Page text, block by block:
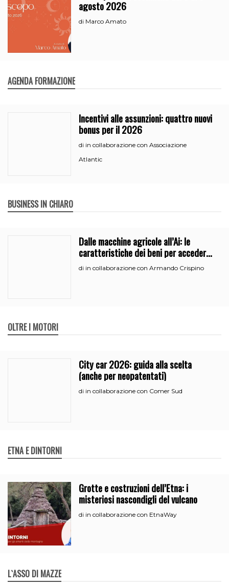
agosto 2026
di Marco Amato
AGENDA FORMAZIONE
Incentivi alle assunzioni: quattro nuovi
bonus per il 2026
di in collaborazione con Associazione
Atlantic
BUSINESS IN CHIARO
Dalle macchine agricole all’Ai: le
caratteristiche dei beni per accedere
all’iperammortamento
di in collaborazione con Armando Crispino
OLTRE I MOTORI
City car 2026: guida alla scelta
(anche per neopatentati)
di in collaborazione con Comer Sud
ETNA E DINTORNI
Grotte e costruzioni dell’Etna: i
misteriosi nascondigli del vulcano
di in collaborazione con EtnaWay
L`ASSO DI MAZZE